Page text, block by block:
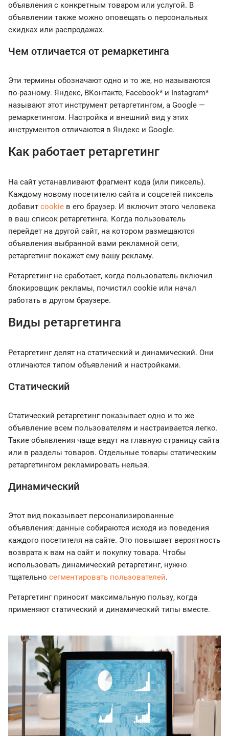
объявления с конкретным товаром или услугой. В
объявлении также можно оповещать о персональных
скидках или распродажах.
Чем отличается от ремаркетинга
Эти термины обозначают одно и то же, но называются
по-разному. Яндекс, ВКонтакте, Facebook* и Instagram*
называют этот инструмент ретаргетингом, а Google —
ремаркетингом. Настройка и внешний вид у этих
инструментов отличаются в Яндекс и Google.
Как работает ретаргетинг
На сайт устанавливают фрагмент кода (или пиксель).
Каждому новому посетителю сайта и соцсетей пиксель
добавит cookie в его браузер. И включит этого человека
в ваш список ретаргетинга. Когда пользователь
перейдет на другой сайт, на котором размещаются
объявления выбранной вами рекламной сети,
ретаргетинг покажет ему вашу рекламу.
Ретаргетинг не сработает, когда пользователь включил
блокировщик рекламы, почистил cookie или начал
работать в другом браузере.
Виды ретаргетинга
Ретаргетинг делят на статический и динамический. Они
отличаются типом объявлений и настройками.
Статический
Статический ретаргетинг показывает одно и то же
объявление всем пользователям и настраивается легко.
Такие объявления чаще ведут на главную страницу сайта
или в разделы товаров. Отдельные товары статическим
ретаргетингом рекламировать нельзя.
Динамический
Этот вид показывает персонализированные
объявления: данные собираются исходя из поведения
каждого посетителя на сайте. Это повышает вероятность
возврата к вам на сайт и покупку товара. Чтобы
использовать динамический ретаргетинг, нужно
тщательно сегментировать пользователей.
Ретаргетинг приносит максимальную пользу, когда
применяют статический и динамический типы вместе.